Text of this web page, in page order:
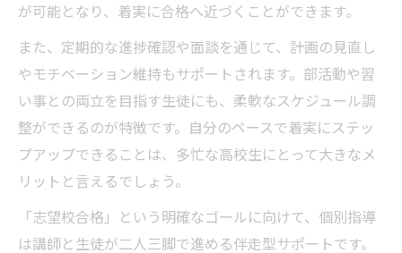
訣
個別指導講師のサポートが生む自信の変化
効率的に合格を目指す個別指導の活用法
個別指導で効率的な学習計画を立てるコツ
大学受験合格に向けた個別指導活用術
自分に合った個別指導で学習効率を最大化
個別指導塾の柔軟なスケジュール調整方法
オンライン個別指導の活用ポイント
が可能となり、着実に合格へ近づくことができます。
また、定期的な進捗確認や面談を通じて、計画の見直し
やモチベーション維持もサポートされます。部活動や習
い事との両立を目指す生徒にも、柔軟なスケジュール調
整ができるのが特徴です。自分のペースで着実にステッ
プアップできることは、多忙な高校生にとって大きなメ
リットと言えるでしょう。
「志望校合格」という明確なゴールに向けて、個別指導
は講師と生徒が二人三脚で進める伴走型サポートです。